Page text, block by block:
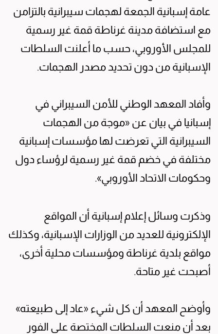
عامة إسبانية الجمعة لهجمات سيبرانية بالتزامن
مع استضافة مدينة غرناطة قمة غير رسمية
للمجلس الأوروبي، حسب ما أعلنت السلطات
الإسبانية من دون تحديد مصدر الهجمات.
وأفاد المعهد الوطني للأمن السيبراني في
إسبانيا في بيان عن «موجة من الهجمات
السيبرانية التي تعرضت لها مؤسسات إسبانية
مختلفة في خضم قمة غير رسمية لرؤساء دول
وحكومات الاتحاد الأوروبي».
وذكرت وسائل إعلام إسبانية أن المواقع
الإلكترونية للعديد من الوزارات الإسبانية، وكذلك
مواقع بلدية غرناطة ومؤسسات محلية أخرى،
أصبحت غير متاحة.
وأوضح المعهد أن كل شيء «عاد إلى طبيعته»
بعد أن منعت السلطات المختصة على الفور